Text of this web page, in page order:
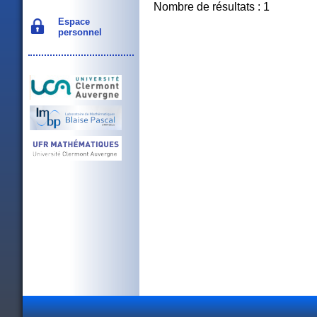
Espace
personnel
Nombre de résultats : 1